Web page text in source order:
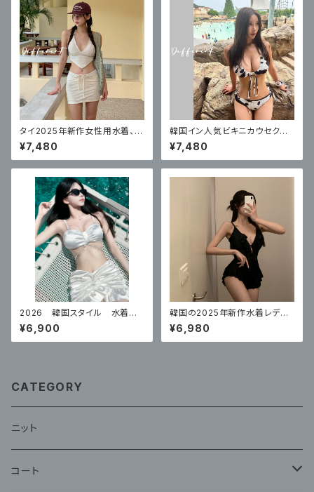
タイ2025年新作女性用水着、高
級、美しい、無地、セクシーなス
プリットビキニ3点セット
¥7,480
韓国イン人気ビキニカウセクシ
ーなホルターネックストラップ三
点水着
¥7,480
2026 韓国スタイル 水着レ
ディースビキニ水着 セクシー
¥6,900
韓国の2025年新作水着レディ
ースワンピースセクシーハイエ
ンドフリル
¥6,980
CATEGORY
ニット
コート